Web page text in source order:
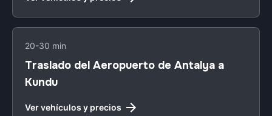
20-30 min
Traslado del Aeropuerto de Antalya a
Kundu
Ver vehículos y precios